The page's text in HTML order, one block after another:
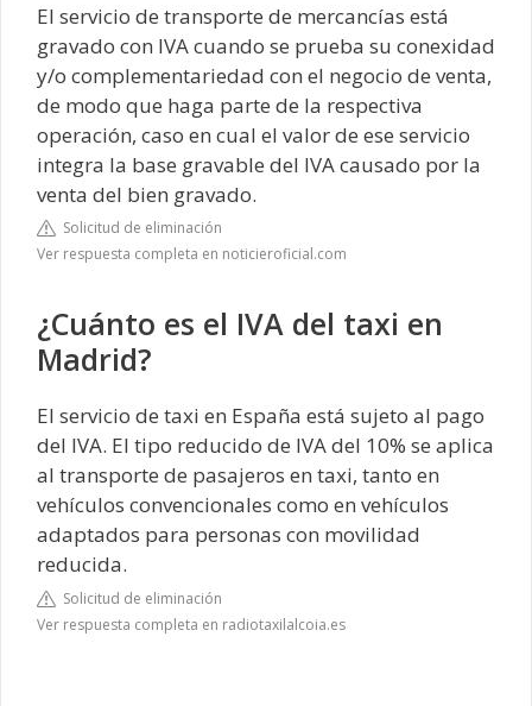
El servicio de transporte de mercancías está
gravado con IVA cuando se prueba su conexidad
y/o complementariedad con el negocio de venta,
de modo que haga parte de la respectiva
operación, caso en cual el valor de ese servicio
integra la base gravable del IVA causado por la
venta del bien gravado.
Solicitud de eliminación
Ver respuesta completa en noticieroficial.com
¿Cuánto es el IVA del taxi en
Madrid?
El servicio de taxi en España está sujeto al pago
del IVA. El tipo reducido de IVA del 10% se aplica
al transporte de pasajeros en taxi, tanto en
vehículos convencionales como en vehículos
adaptados para personas con movilidad
reducida.
Solicitud de eliminación
Ver respuesta completa en radiotaxilalcoia.es